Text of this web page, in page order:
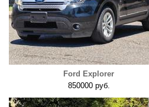
Ford Explorer
850000 руб.